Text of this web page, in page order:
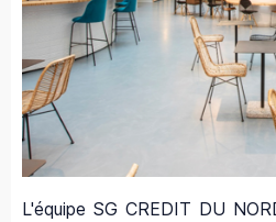
L'équipe SG CREDIT DU